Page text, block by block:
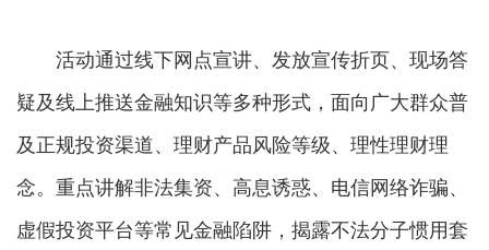
活动通过线下网点宣讲、发放宣传折页、现场答
疑及线上推送金融知识等多种形式，面向广大群众普
及正规投资渠道、理财产品风险等级、理性理财理
念。重点讲解非法集资、高息诱惑、电信网络诈骗、
虚假投资平台等常见金融陷阱，揭露不法分子惯用套